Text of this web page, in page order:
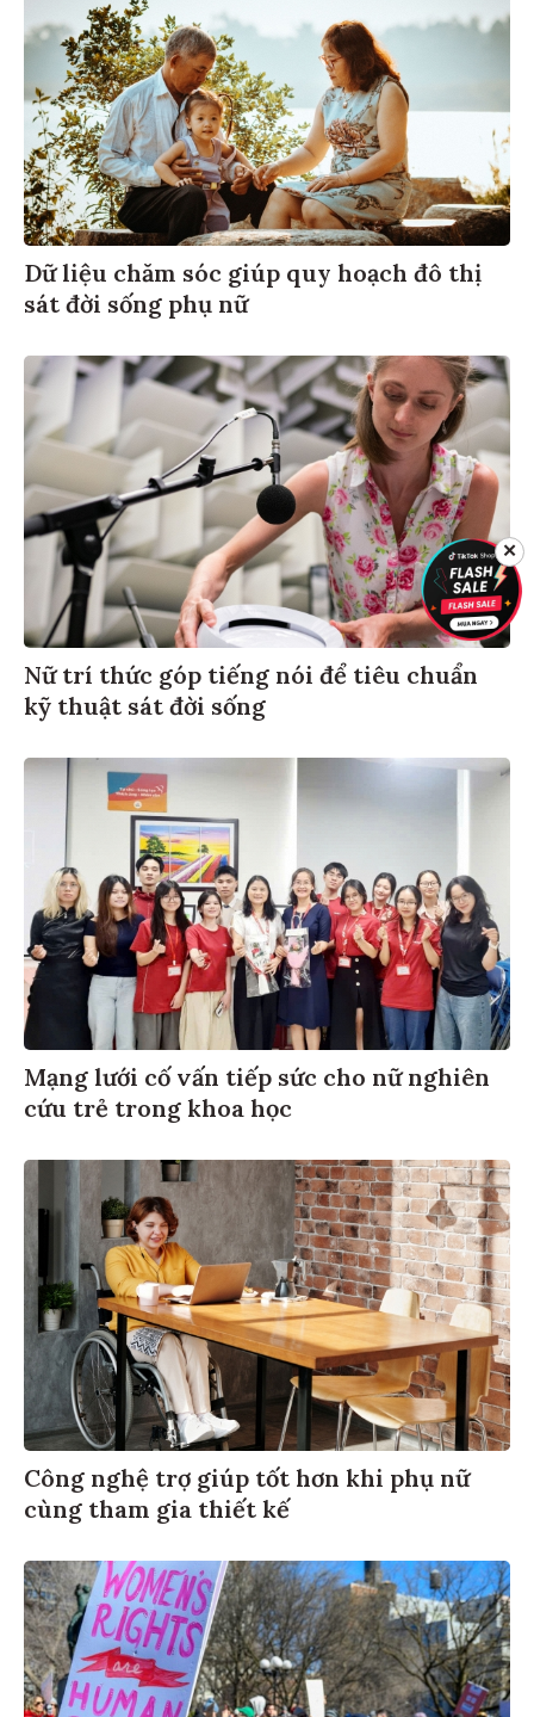
Dữ liệu chăm sóc giúp quy hoạch đô thị
sát đời sống phụ nữ
Nữ trí thức góp tiếng nói để tiêu chuẩn
kỹ thuật sát đời sống
Mạng lưới cố vấn tiếp sức cho nữ nghiên
cứu trẻ trong khoa học
Công nghệ trợ giúp tốt hơn khi phụ nữ
cùng tham gia thiết kế
✕